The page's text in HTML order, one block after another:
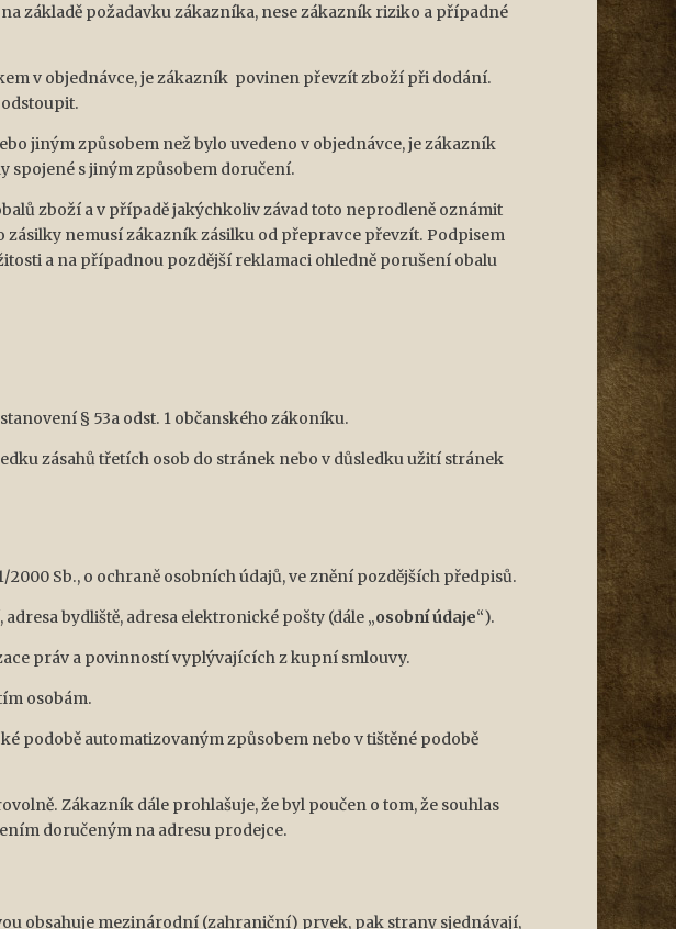
základě požadavku zákazníka, nese zákazník riziko a případné
v objednávce, je zákazník povinen převzít zboží při dodání.
jiným způsobem než bylo uvedeno v objednávce, je zákazník
spojené s jiným způsobem doručení.
zboží a v případě jakýchkoliv závad toto neprodleně oznámit
nemusí zákazník zásilku od přepravce převzít. Podpisem
a na případnou pozdější reklamaci ohledně porušení obalu
§ 53a odst. 1 občanského zákoníku.
zásahů třetích osob do stránek nebo v důsledku užití stránek
Sb., o ochraně osobních údajů, ve znění pozdějších předpisů.
bydliště, adresa elektronické pošty (dále „osobní údaje“).
práv a povinností vyplývajících z kupní smlouvy.
osobám.
podobě automatizovaným způsobem nebo v tištěné podobě
Zákazník dále prohlašuje, že byl poučen o tom, že souhlas
doručeným na adresu prodejce.
obsahuje mezinárodní (zahraniční) prvek, pak strany sjednávají,